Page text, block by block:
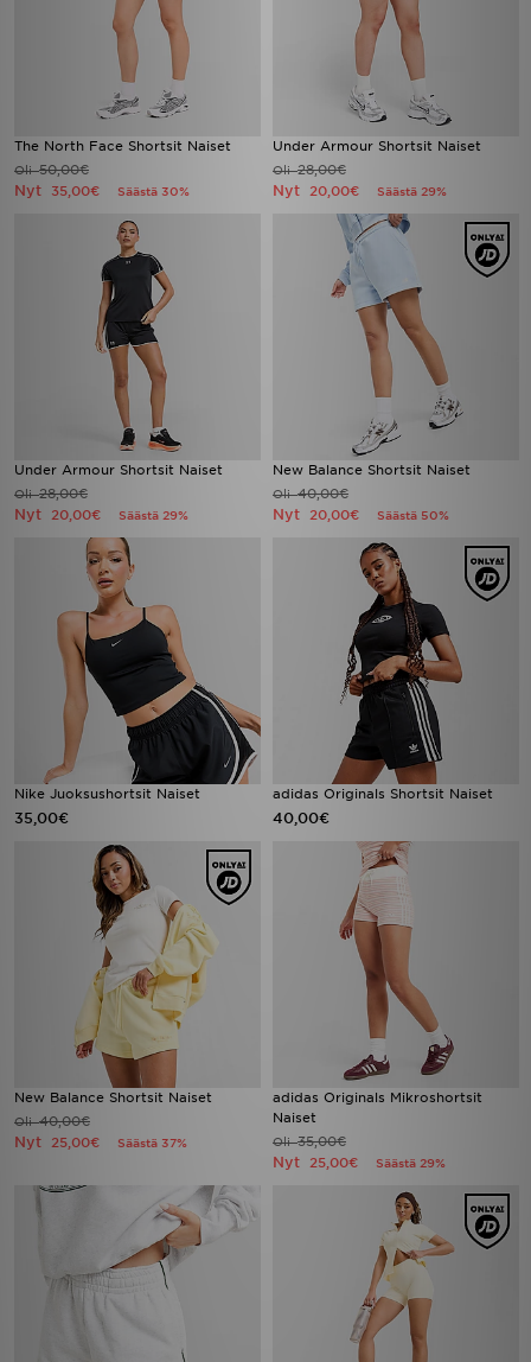
The North Face Shortsit Naiset
Oli50,00€
Nyt 35,00€ Säästä 30%
Under Armour Shortsit Naiset
Oli28,00€
Nyt 20,00€ Säästä 29%
Under Armour Shortsit Naiset
Oli28,00€
Nyt 20,00€ Säästä 29%
New Balance Shortsit Naiset
Oli40,00€
Nyt 20,00€ Säästä 50%
Nike Juoksushortsit Naiset
35,00€
adidas Originals Shortsit Naiset
40,00€
New Balance Shortsit Naiset
Oli40,00€
Nyt 25,00€ Säästä 37%
adidas Originals Mikroshortsit
Naiset
Oli35,00€
Nyt 25,00€ Säästä 29%